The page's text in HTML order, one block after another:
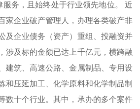
服务，且始终处于行业领先地位。 近
家企业破产管理人，办理各类破产非
及企业债务（资产）重组、投融资并
涉及标的金额已达上千亿元，横跨融
建筑、高速公路、金属制品、专用设
和压延加工、化学原料和化学制品制
数十个行业。其中，承办的多个案件